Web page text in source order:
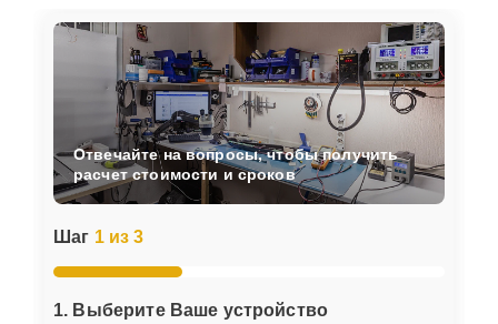
Шаг 1 из 3
1. Выберите Ваше устройство
Отвечайте на вопросы, чтобы получить
расчет стоимости и сроков